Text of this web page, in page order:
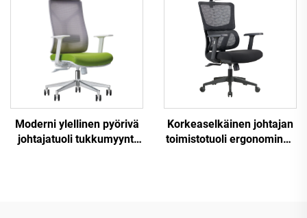
Office Cadeira De
Escritorio
ergonominen työtuoli
Moderni ylellinen pyörivä
johtajatuoli tukkumyynti
Korkeaselkäinen johtajan
toimistotuoli ergonominen